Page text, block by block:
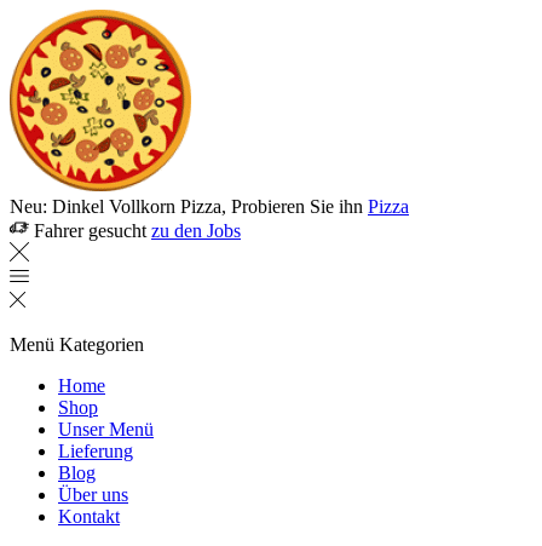
Neu: Dinkel Vollkorn Pizza, Probieren Sie ihn Pizza
Fahrer gesucht zu den Jobs
Menü Kategorien
Home
Shop
Unser Menü
Lieferung
Blog
Über uns
Kontakt